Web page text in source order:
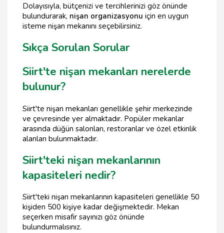
Dolayısıyla, bütçenizi ve tercihlerinizi göz önünde
bulundurarak, nişan organizasyonu için en uygun
isteme nişan mekanını seçebilirsiniz.
Sıkça Sorulan Sorular
Siirt'te nişan mekanları nerelerde
bulunur?
Siirt'te nişan mekanları genellikle şehir merkezinde
ve çevresinde yer almaktadır. Popüler mekanlar
arasında düğün salonları, restoranlar ve özel etkinlik
alanları bulunmaktadır.
Siirt'teki nişan mekanlarının
kapasiteleri nedir?
Siirt'teki nişan mekanlarının kapasiteleri genellikle 50
kişiden 500 kişiye kadar değişmektedir. Mekan
seçerken misafir sayınızı göz önünde
bulundurmalısınız.